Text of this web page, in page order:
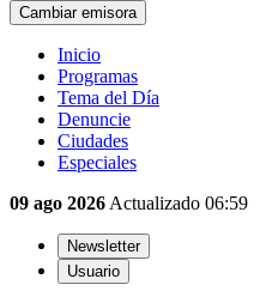
Cambiar emisora
Inicio
Programas
Tema del Día
Denuncie
Ciudades
Especiales
09 ago 2026 Actualizado 06:59
Newsletter
Usuario